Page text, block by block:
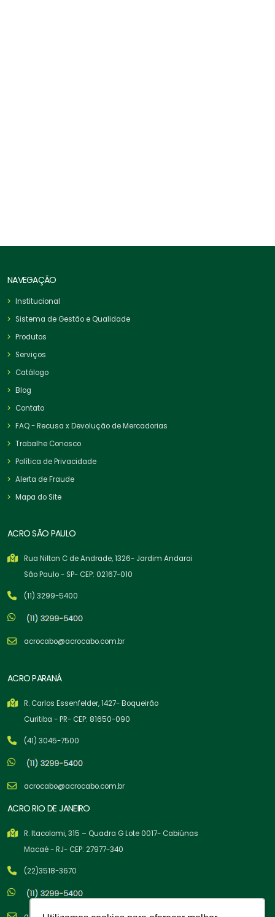
NAVEGAÇÃO
Institucional
Sistema de Gestão e Qualidade
Produtos
Serviços
Catálogo
Blog
Contato
FAQ - Recusa x Devolução de Mercadorias
Trabalhe Conosco
Política de Privacidade
Alerta de Fraude
Mapa do Site
ACRO SÃO PAULO
Rua Nilton C de Andrade, 1326- Jardim Andarai
São Paulo - SP- CEP: 02167-010
(11) 3299-5400
acrocabo@acrocabo.com.br
ACRO PARANÁ
R. Carlos Essenfelder, 1427- Boqueirão
Curitiba - PR- CEP: 81650-090
(41) 3045-7500
acrocabo@acrocabo.com.br
ACRO RIO DE JANEIRO
R. Itacolomi, 315 – Quadra G Lote 0017- Cabiúnas
Macaé - RJ- CEP: 27977-340
(22)3518-3670